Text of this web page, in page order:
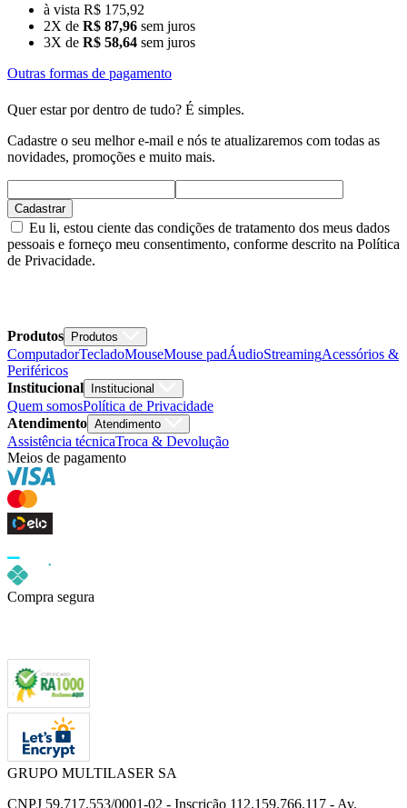
à vista R$ 175,92
2X de R$ 87,96 sem juros
3X de R$ 58,64 sem juros
Outras formas de pagamento
Quer estar por dentro de tudo? É simples.
Cadastre o seu melhor e-mail e nós te atualizaremos com todas as
novidades, promoções e muito mais.
Cadastrar
Eu li, estou ciente das condições de tratamento dos meus dados
pessoais e forneço meu consentimento, conforme descrito na Política
de Privacidade.
Produtos Produtos
ComputadorTecladoMouseMouse padÁudioStreamingAcessórios &
Periféricos
Institucional
Institucional
Quem somosPolítica de Privacidade
Atendimento Atendimento
Assistência técnicaTroca & Devolução
Meios de pagamento
Compra segura
GRUPO MULTILASER SA
CNPJ 59.717.553/0001-02 - Inscrição 112.159.766.117 - Av.